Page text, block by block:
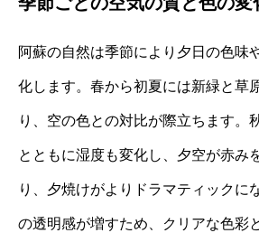
阿蘇の自然は季節により夕日の色味
化します。春から初夏には新緑と草
り、空の色との対比が際立ちます。
とともに湿度も変化し、夕空が赤み
り、夕焼けがよりドラマティックに
の透明感が増すため、クリアな色彩